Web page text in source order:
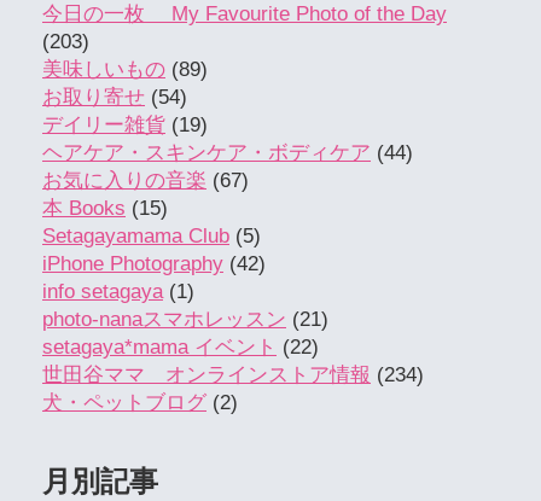
今日の一枚 My Favourite Photo of the Day
(203)
美味しいもの (89)
お取り寄せ (54)
デイリー雑貨 (19)
ヘアケア・スキンケア・ボディケア (44)
お気に入りの音楽 (67)
本 Books (15)
Setagayamama Club (5)
iPhone Photography (42)
info setagaya(1)
photo-nanaスマホレッスン (21)
setagaya*mama イベント (22)
世田谷ママ オンラインストア情報 (234)
犬・ペットブログ (2)
月別記事